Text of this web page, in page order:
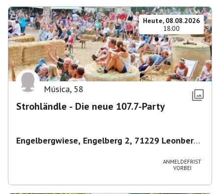
Heute, 08.08.2026
18:00
Música, 58
Strohländle - Die neue 107.7-Party
Engelbergwiese, Engelberg 2, 71229 Leonberg,
ANMELDEFRIST
VORBEI